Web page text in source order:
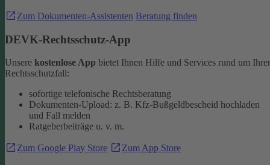
Zum Dokumenten-Assistenten Beratung finden
DEVK-Rechtsschutz-App
Unsere kostenlose App bietet Ihnen Hilfe und Services rund um
Rechtsschutzfall:
sofortige telefonische Rechtsberatung
Dokumenten-Upload: z. B. Kfz-Bußgeldbescheid hochladen
und Fall melden
Ratgeberbeiträge u. v. m.
Zum Google Play Store Zum App Store